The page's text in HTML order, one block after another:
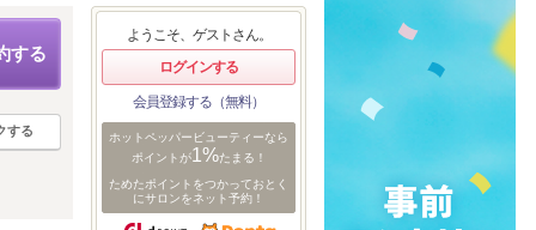
する
する
ようこそ、ゲストさん。
ログインする
会員登録する（無料）
ホットペッパービューティーなら
ポイントが1%たまる！
ためたポイントをつかっておとく
にサロンをネット予約！